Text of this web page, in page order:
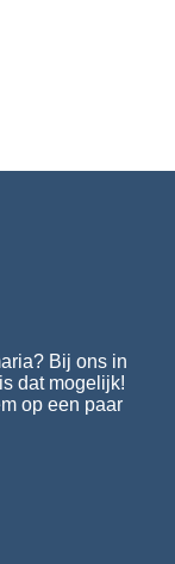
Bij ons in
dat mogelijk!
op een paar